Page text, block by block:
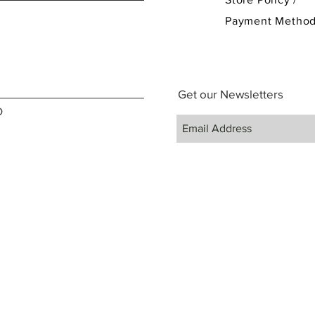
Payment
Get our Newsletters